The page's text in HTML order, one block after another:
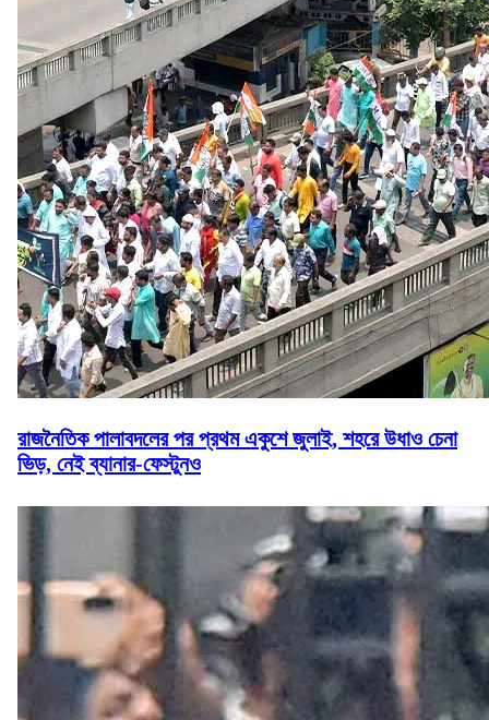
রাজনৈতিক পালাবদলের পর প্রথম একুশে জুলাই, শহরে উধাও চেনা
ভিড়, নেই ব্যানার-ফেস্টুনও